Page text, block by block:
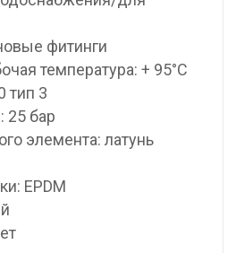
фитинги
температура: + 95°С
тип 3
25 бар
элемента: латунь
EPDM